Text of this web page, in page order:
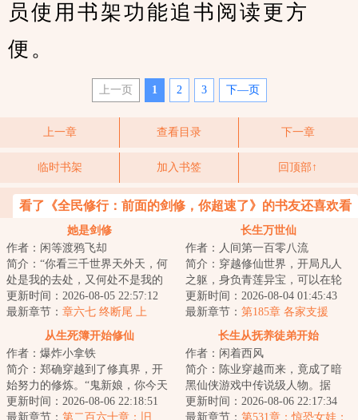
员使用书架功能追书阅读更方
便。
上一页 1 2 3 下—页
上一章 查看目录 下一章
临时书架 加入书签 回顶部↑
看了《全民修行：前面的剑修，你超速了》的书友还喜欢看
她是剑修
作者：闲等渡鸦飞却
简介：“你看三千世界天外天，何
处是我的去处，又何处不是我的
去处？”不问情爱妄念，不求超脱
长生，赵莼...
更新时间：2026-08-05 22:57:12
最新章节： 章六七 终断尾 上
长生万世仙
作者：人间第一百零八流
简介：穿越修仙世界，开局凡人
之躯，身负青莲异宝，可以在轮
回中无限进化血脉灵根。方生一
世世轮回，从杂...
更新时间：2026-08-04 01:45:43
最新章节： 第185章 各家支援
从生死簿开始修仙
作者：爆炸小拿铁
简介：郑确穿越到了修真界，开
始努力的修炼。“鬼新娘，你今天
怎么什么都没做？”“灵石矿脉挖了
吗？”“...
更新时间：2026-08-06 22:18:51
最新章节： 第二百六十章：旧
长生从抚养徒弟开始
作者：闲着西风
简介：陈业穿越而来，竟成了暗
黑仙侠游戏中传说级人物。据
传，他是一介药农，却教导出举
世闻名的两个仙子...
更新时间：2026-08-06 22:17:34
最新章节： 第531章：惊恐女娃；